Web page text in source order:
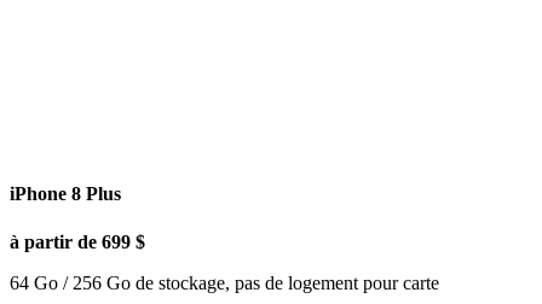
iPhone 8 Plus
à partir de 699 $
64 Go / 256 Go de stockage, pas de logement pour carte